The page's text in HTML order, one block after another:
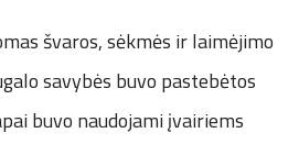
švaros, sėkmės ir laimėjimo
savybės buvo pastebėtos
buvo naudojami įvairiems